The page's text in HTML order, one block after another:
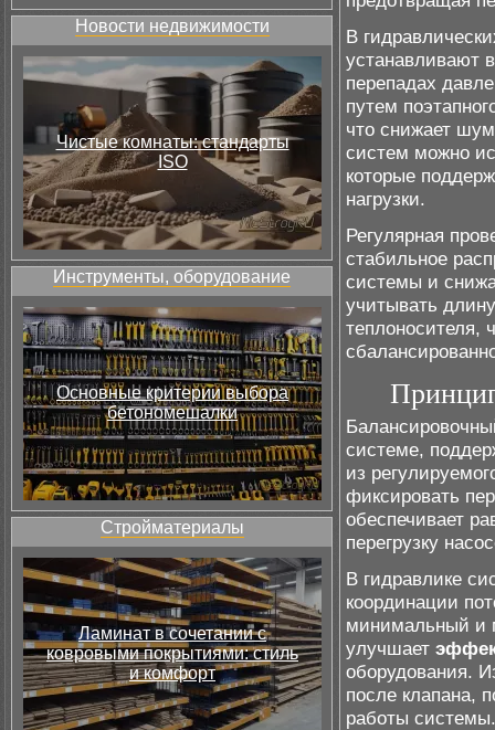
Новости недвижимости
Чистые комнаты: стандарты
ISO
Инструменты, оборудование
Основные критерии выбора
бетономешалки
Стройматериалы
Ламинат в сочетании с
ковровыми покрытиями: стиль
и комфорт
В
устанавливают
перепадах
путем
что снижает
систем можно
которые
нагрузки.
Регулярная
стабильное
системы и
учитывать
теплоносителя,
системе,
из
фиксировать
обеспечивает
перегрузку
В гидравлике
координации
минимальный и
улучшает
оборудования.
после клапана,
работы системы.